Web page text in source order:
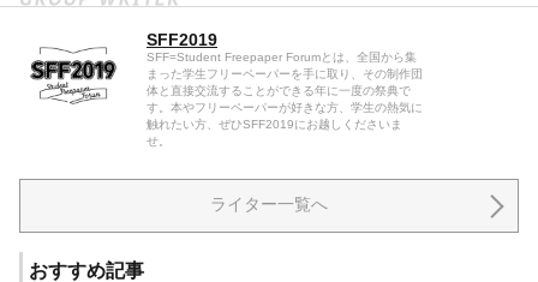
SFF2019
SFF=Student Freepaper Forumとは、全国から集
まった学生フリーペーパーを手に取り、その制作団
体と直接交流することができる年に一度の祭典で
す。本やフリーペーパーが好きな方、学生の熱気に
触れたい方、ぜひSFF2019にお越しくださいま
せ。
ライター一覧へ
おすすめ記事